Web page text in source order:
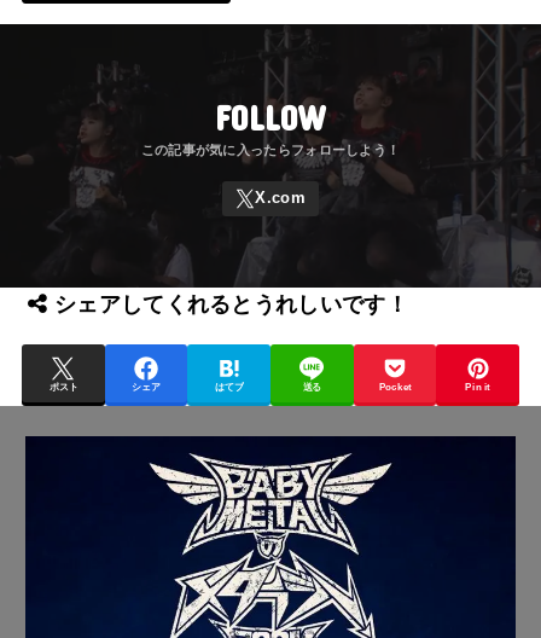
FOLLOW
シェアしてくれるとうれしいです！
ポスト シェア はてブ 送る Pocket Pin it